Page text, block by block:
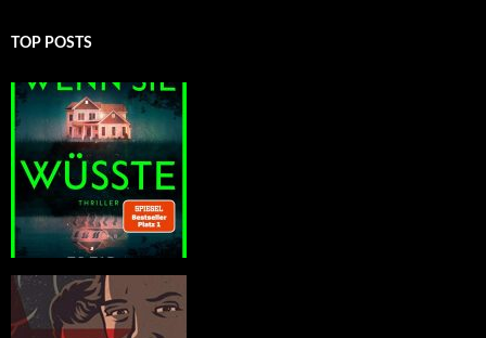
TOP POSTS